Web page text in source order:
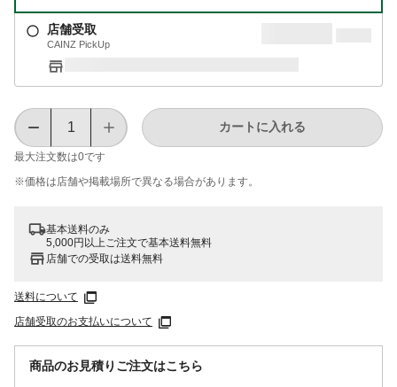
店舗受取
CAINZ PickUp
最大注文数は0です
カートに入れる
※価格は​店舗や​掲載場所で​異なる​場合が​あります。
基本送料のみ
5,000円以上ご注文で基本送料無料
店舗での受取は送料無料
送料について
店舗受取のお支払いについて
商品のお見積りご注文はこちら